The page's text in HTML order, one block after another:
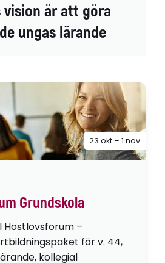
är att göra
ungas lärande
Grundskola
–
för v. 44,
kollegial
23 okt – 1 nov